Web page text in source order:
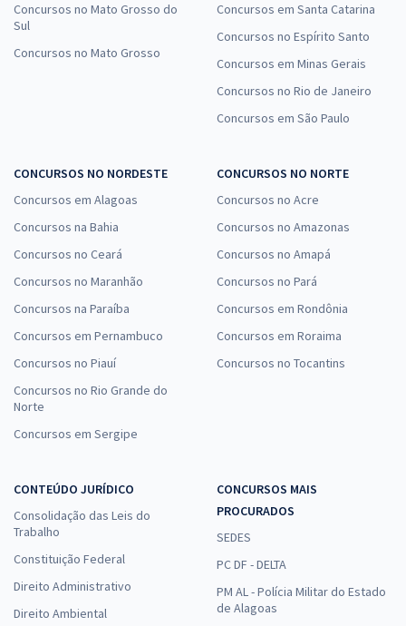
Concursos no Mato Grosso do
Sul
Concursos no Mato Grosso
Concursos em Santa Catarina
Concursos no Espírito Santo
Concursos em Minas Gerais
Concursos no Rio de Janeiro
Concursos em São Paulo
CONCURSOS NO NORDESTE
Concursos em Alagoas
Concursos na Bahia
Concursos no Ceará
Concursos no Maranhão
Concursos na Paraíba
Concursos em Pernambuco
Concursos no Piauí
Concursos no Rio Grande do
Norte
Concursos em Sergipe
CONCURSOS NO NORTE
Concursos no Acre
Concursos no Amazonas
Concursos no Amapá
Concursos no Pará
Concursos em Rondônia
Concursos em Roraima
Concursos no Tocantins
CONTEÚDO JURÍDICO
Consolidação das Leis do
Trabalho
Constituição Federal
Direito Administrativo
Direito Ambiental
CONCURSOS MAIS
PROCURADOS
SEDES
PC DF - DELTA
PM AL - Polícia Militar do Estado
de Alagoas